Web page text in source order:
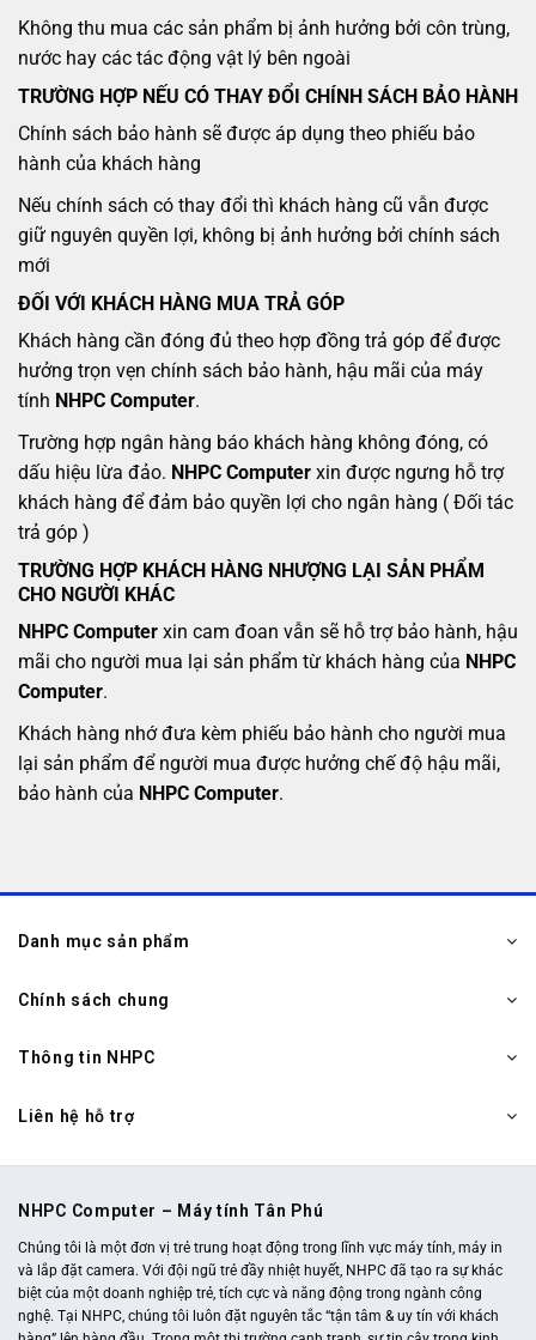
Không thu mua các sản phẩm bị ảnh hưởng bởi côn trùng,
nước hay các tác động vật lý bên ngoài
TRƯỜNG HỢP NẾU CÓ THAY ĐỔI CHÍNH SÁCH BẢO HÀNH
Chính sách bảo hành sẽ được áp dụng theo phiếu bảo
hành của khách hàng
Nếu chính sách có thay đổi thì khách hàng cũ vẫn được
giữ nguyên quyền lợi, không bị ảnh hưởng bởi chính sách
mới
ĐỐI VỚI KHÁCH HÀNG MUA TRẢ GÓP
Khách hàng cần đóng đủ theo hợp đồng trả góp để được
hưởng trọn vẹn chính sách bảo hành, hậu mãi của máy
tính NHPC Computer.
Trường hợp ngân hàng báo khách hàng không đóng, có
dấu hiệu lừa đảo. NHPC Computer xin được ngưng hỗ trợ
khách hàng để đảm bảo quyền lợi cho ngân hàng ( Đối tác
trả góp )
TRƯỜNG HỢP KHÁCH HÀNG NHƯỢNG LẠI SẢN PHẨM
CHO NGƯỜI KHÁC
NHPC Computer xin cam đoan vẫn sẽ hỗ trợ bảo hành, hậu
mãi cho người mua lại sản phẩm từ khách hàng của NHPC
Computer.
Khách hàng nhớ đưa kèm phiếu bảo hành cho người mua
lại sản phẩm để người mua được hưởng chế độ hậu mãi,
bảo hành của NHPC Computer.
Danh mục sản phẩm
Chính sách chung
Thông tin NHPC
Liên hệ hỗ trợ
NHPC Computer – Máy tính Tân Phú
Chúng tôi là một đơn vị trẻ trung hoạt động trong lĩnh vực máy tính, máy in
và lắp đặt camera. Với đội ngũ trẻ đầy nhiệt huyết, NHPC đã tạo ra sự khác
biệt của một doanh nghiệp trẻ, tích cực và năng động trong ngành công
nghệ. Tại NHPC, chúng tôi luôn đặt nguyên tắc “tận tâm & uy tín với khách